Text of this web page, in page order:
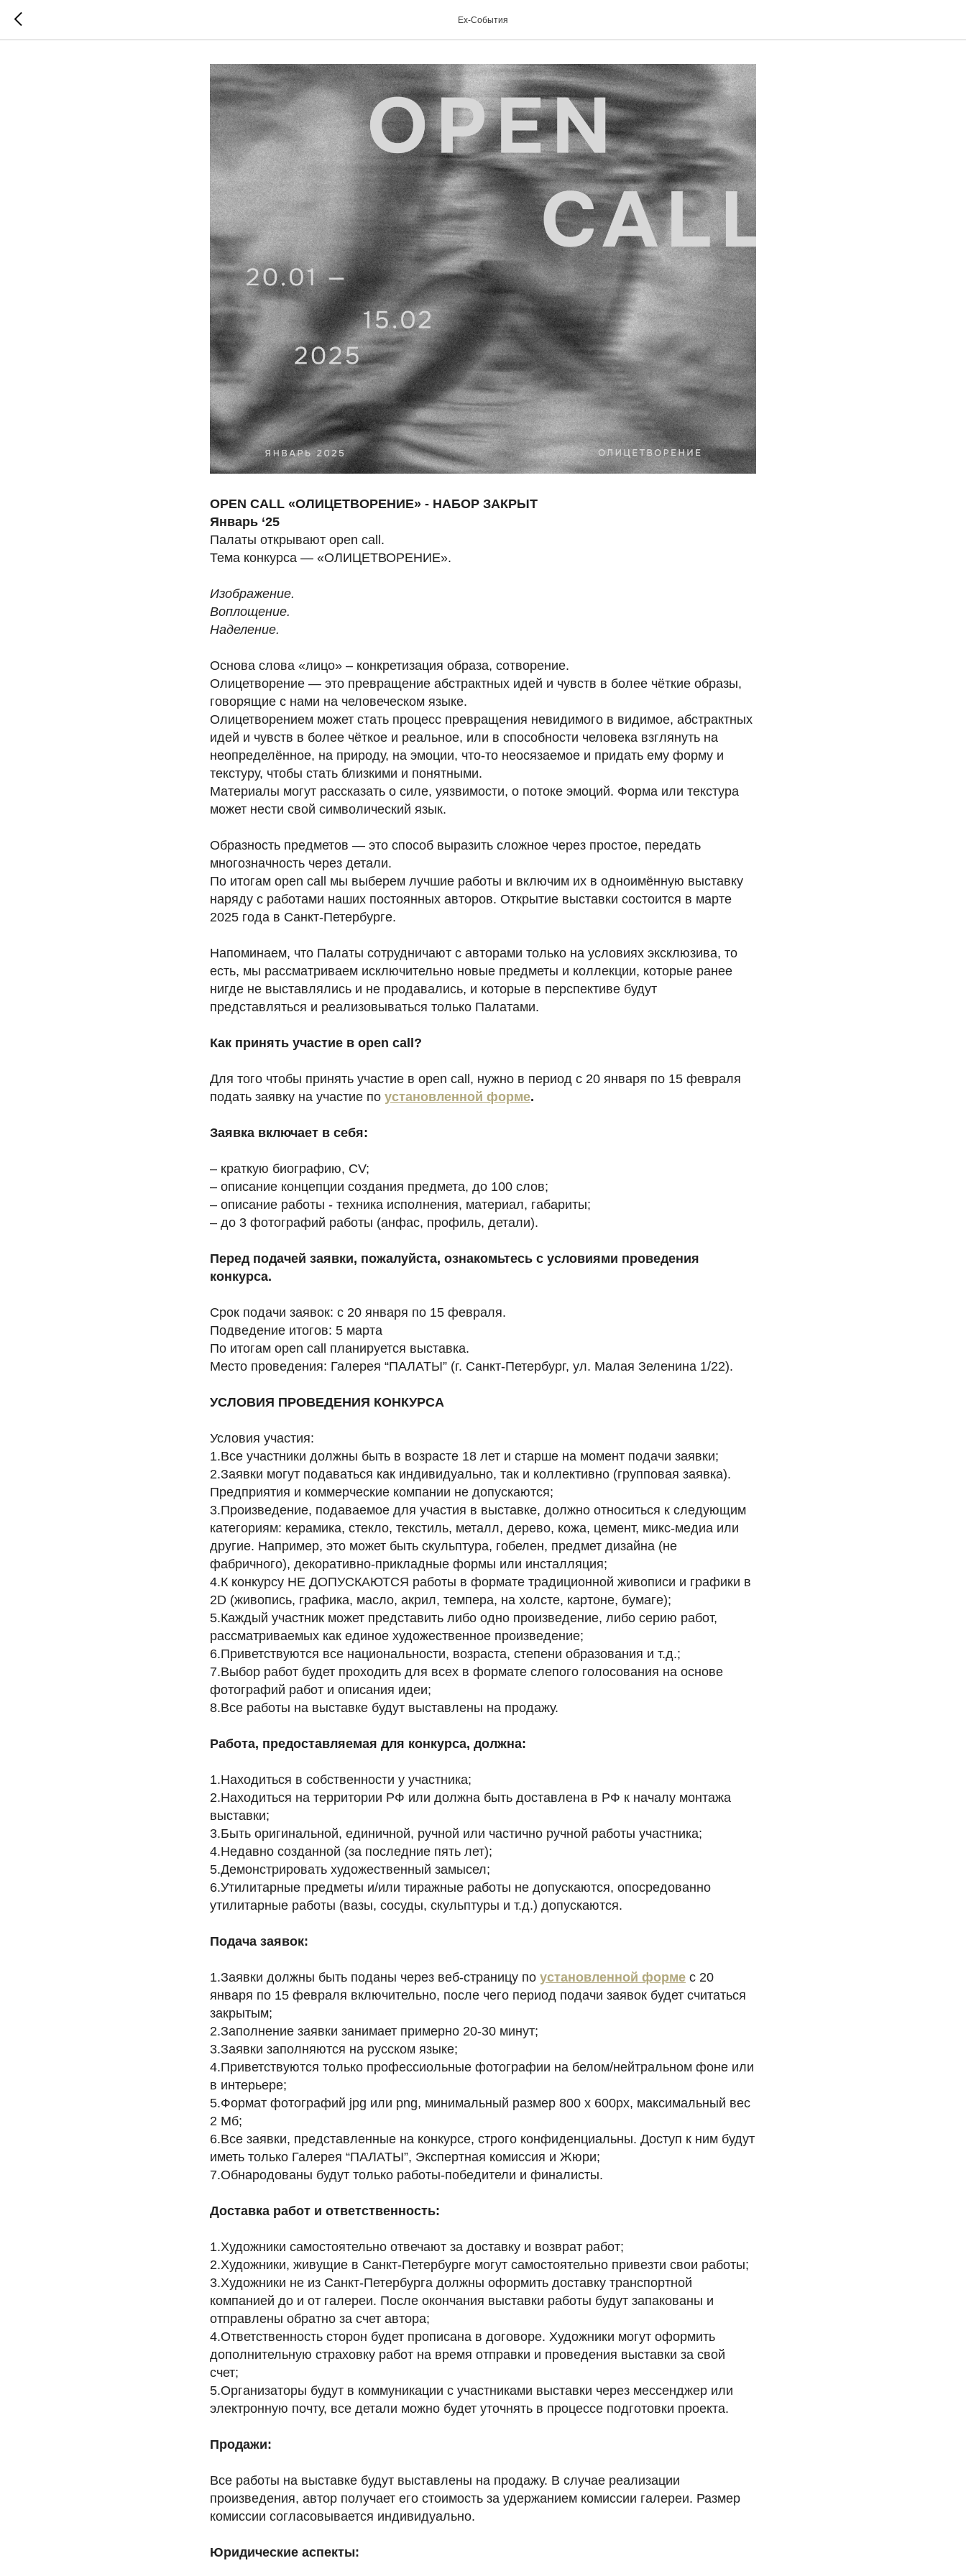
Ex-Cобытия
OPEN CALL «ОЛИЦЕТВОРЕНИЕ» - НАБОР ЗАКРЫТ
Январь ‘25
Палаты открывают open call.
Тема конкурса — «ОЛИЦЕТВОРЕНИЕ».
Изображение.
Воплощение.
Наделение.
Основа слова «лицо» – конкретизация образа, сотворение.
Олицетворение — это превращение абстрактных идей и чувств в более чёткие образы,
говорящие с нами на человеческом языке.
Олицетворением может стать процесс превращения невидимого в видимое, абстрактных
идей и чувств в более чёткое и реальное, или в способности человека взглянуть на
неопределённое, на природу, на эмоции, что-то неосязаемое и придать ему форму и
текстуру, чтобы стать близкими и понятными.
Материалы могут рассказать о силе, уязвимости, о потоке эмоций. Форма или текстура
может нести свой символический язык.
Образность предметов — это способ выразить сложное через простое, передать
многозначность через детали.
По итогам open call мы выберем лучшие работы и включим их в одноимённую выставку
наряду с работами наших постоянных авторов. Открытие выставки состоится в марте
2025 года в Санкт-Петербурге.
Напоминаем, что Палаты сотрудничают с авторами только на условиях эксклюзива, то
есть, мы рассматриваем исключительно новые предметы и коллекции, которые ранее
нигде не выставлялись и не продавались, и которые в перспективе будут
представляться и реализовываться только Палатами.
Как принять участие в open call?
Для того чтобы принять участие в open call, нужно в период с 20 января по 15 февраля
подать заявку на участие по установленной форме.
Заявка включает в себя:
– краткую биографию, CV;
– описание концепции создания предмета, до 100 слов;
– описание работы - техника исполнения, материал, габариты;
– до 3 фотографий работы (анфас, профиль, детали).
Перед подачей заявки, пожалуйста, ознакомьтесь с условиями проведения
конкурса.
Срок подачи заявок: с 20 января по 15 февраля.
Подведение итогов: 5 марта
По итогам open call планируется выставка.
Место проведения: Галерея “ПАЛАТЫ” (г. Санкт-Петербург, ул. Малая Зеленина 1/22).
УСЛОВИЯ ПРОВЕДЕНИЯ КОНКУРСА
Условия участия:
1.Все участники должны быть в возрасте 18 лет и старше на момент подачи заявки;
2.Заявки могут подаваться как индивидуально, так и коллективно (групповая заявка).
Предприятия и коммерческие компании не допускаются;
3.Произведение, подаваемое для участия в выставке, должно относиться к следующим
категориям: керамика, стекло, текстиль, металл, дерево, кожа, цемент, микс-медиа или
другие. Например, это может быть скульптура, гобелен, предмет дизайна (не
фабричного), декоративно-прикладные формы или инсталляция;
4.К конкурсу НЕ ДОПУСКАЮТСЯ работы в формате традиционной живописи и графики в
2D (живопись, графика, масло, акрил, темпера, на холсте, картоне, бумаге);
5.Каждый участник может представить либо одно произведение, либо серию работ,
рассматриваемых как единое художественное произведение;
6.Приветствуются все национальности, возраста, степени образования и т.д.;
7.Выбор работ будет проходить для всех в формате слепого голосования на основе
фотографий работ и описания идеи;
8.Все работы на выставке будут выставлены на продажу.
Работа, предоставляемая для конкурса, должна:
1.Находиться в собственности у участника;
2.Находиться на территории РФ или должна быть доставлена в РФ к началу монтажа
выставки;
3.Быть оригинальной, единичной, ручной или частично ручной работы участника;
4.Недавно созданной (за последние пять лет);
5.Демонстрировать художественный замысел;
6.Утилитарные предметы и/или тиражные работы не допускаются, опосредованно
утилитарные работы (вазы, сосуды, скульптуры и т.д.) допускаются.
Подача заявок:
1.Заявки должны быть поданы через веб-страницу по установленной форме с 20
января по 15 февраля включительно, после чего период подачи заявок будет считаться
закрытым;
2.Заполнение заявки занимает примерно 20-30 минут;
3.Заявки заполняются на русском языке;
4.Приветствуются только профессиольные фотографии на белом/нейтральном фоне или
в интерьере;
5.Формат фотографий jpg или png, минимальный размер 800 x 600px, максимальный вес
2 Мб;
6.Все заявки, представленные на конкурсе, строго конфиденциальны. Доступ к ним будут
иметь только Галерея “ПАЛАТЫ”, Экспертная комиссия и Жюри;
7.Обнародованы будут только работы-победители и финалисты.
Доставка работ и ответственность:
1.Художники самостоятельно отвечают за доставку и возврат работ;
2.Художники, живущие в Санкт-Петербурге могут самостоятельно привезти свои работы;
3.Художники не из Санкт-Петербурга должны оформить доставку транспортной
компанией до и от галереи. После окончания выставки работы будут запакованы и
отправлены обратно за счет автора;
4.Ответственность сторон будет прописана в договоре. Художники могут оформить
дополнительную страховку работ на время отправки и проведения выставки за свой
счет;
5.Организаторы будут в коммуникации с участниками выставки через мессенджер или
электронную почту, все детали можно будет уточнять в процессе подготовки проекта.
Продажи:
Все работы на выставке будут выставлены на продажу. В случае реализации
произведения, автор получает его стоимость за удержанием комиссии галереи. Размер
комиссии согласовывается индивидуально.
Юридические аспекты: